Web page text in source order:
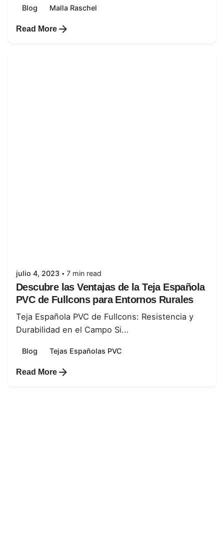
Blog Malla Raschel
Read More
julio 4, 2023 7 min read
Descubre las Ventajas de la Teja Española
PVC de Fullcons para Entornos Rurales
Teja Española PVC de Fullcons: Resistencia y
Durabilidad en el Campo Si...
Blog Tejas Españolas PVC
Read More